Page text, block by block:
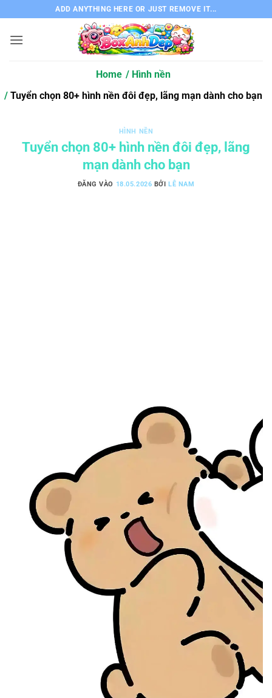
qua
nội
ADD ANYTHING HERE OR JUST REMOVE IT...
Home
Hình nền
Tuyển chọn 80+ hình nền đôi đẹp, lãng mạn dành cho bạn
HÌNH NỀN
Tuyển chọn 80+ hình nền đôi đẹp, lãng
mạn dành cho bạn
ĐĂNG VÀO 18.05.2026 BỞILÊ NAM